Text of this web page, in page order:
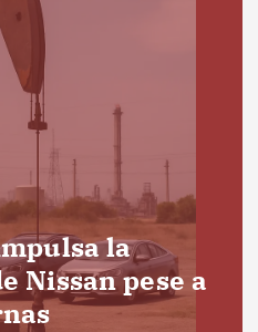
la
Nissan pese a